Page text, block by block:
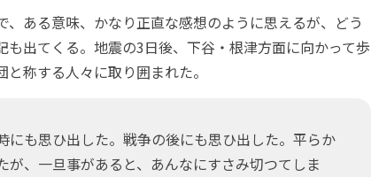
ある意味、かなり正直な感想のように思えるが、どう
出てくる。地震の3日後、下谷・根津方面に向かって歩
称する人々に取り囲まれた。
も思ひ出した。戦争の後にも思ひ出した。平らか
が、一旦事があると、あんなにすさみ切つてしま